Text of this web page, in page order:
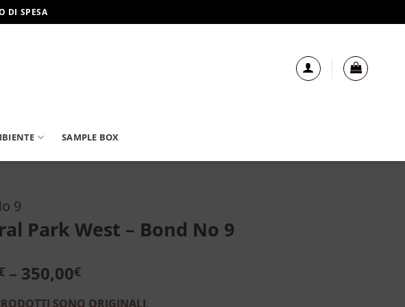
DI SPESA
SAMPLE BOX
9
Park West – Bond No 9
– 350,00€
SONO ORIGINALI.